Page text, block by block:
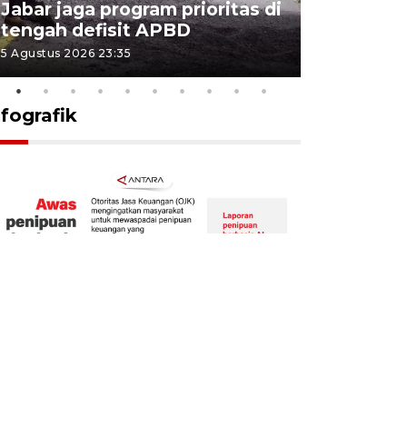
Jabar jaga program prioritas di
tengah defisit APBD
5 Agustus 2026 23:35